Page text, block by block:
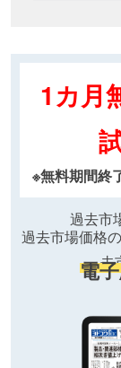
1カ月
※無料期間終
過去市
過去市場価格
去
電